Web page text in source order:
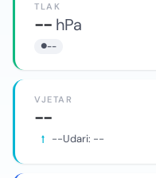
TLAK
-- hPa
--
VJETAR
--
--Udari: --